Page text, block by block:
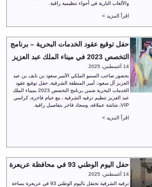
والألعاب النارية في أجواء تنظيمية راقية.
اقرأ المزيد >
حفل توقيع عقود الخدمات البحرية – برنامج
التخصص 2023 في ميناء الملك عبد العزيز
14 أغسطس، 2025
بحضور صاحب السمو الملكي الأمير سعود بن نايف بن عبد
العزيز آل سعود، أمير المنطقة الشرقية، حفل توقيع عقود
الخدمات البحرية ضمن برنامج التخصص 2023 بميناء الملك
عبد العزيز تنظيم ترفيه الشرقية ، مع خيام فاخرة، كراسي
VIP، شاشة عملاقة، وسجاد فاخر بتفاصيل راقية.
اقرأ المزيد >
حفل اليوم الوطني 93 في محافظة عريعرة
14 أغسطس، 2025
ترفيه الشرقية تحتفل باليوم الوطني 93 في عريعرة بساحة